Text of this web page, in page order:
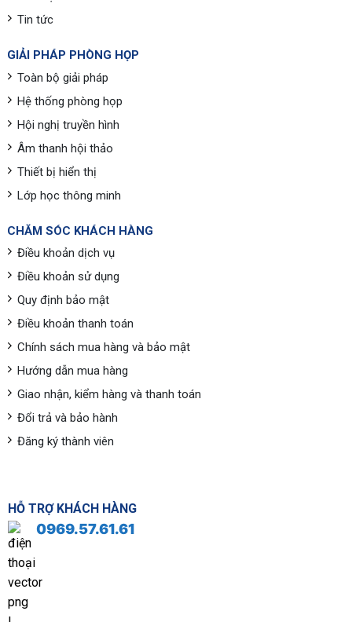
Tin tức
GIẢI PHÁP PHÒNG HỌP
Toàn bộ giải pháp
Hệ thống phòng họp
Hội nghị truyền hình
Âm thanh hội thảo
Thiết bị hiển thị
Lớp học thông minh
CHĂM SÓC KHÁCH HÀNG
Điều khoản dịch vụ
Điều khoản sử dụng
Quy định bảo mật
Điều khoản thanh toán
Chính sách mua hàng và bảo mật
Hướng dẫn mua hàng
Giao nhận, kiểm hàng và thanh toán
Đổi trả và bảo hành
Đăng ký thành viên
HỖ TRỢ KHÁCH HÀNG
0969.57.61.61